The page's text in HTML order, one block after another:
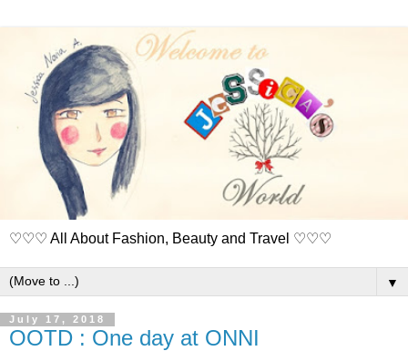
♡♡♡ All About Fashion, Beauty and Travel ♡♡♡
▼
July 17, 2018
OOTD : One day at ONNI